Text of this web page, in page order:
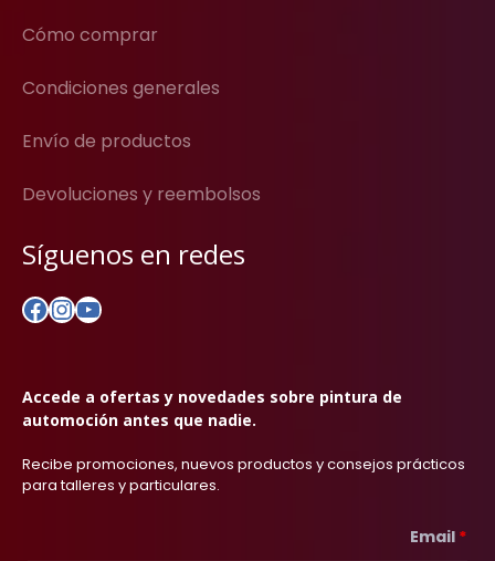
Cómo comprar
Condiciones generales
Envío de productos
Devoluciones y reembolsos
Síguenos en redes
Facebook
Instagram
YouTube
Accede a ofertas y novedades sobre pintura de
automoción antes que nadie.
Recibe promociones, nuevos productos y consejos prácticos
para talleres y particulares.
Email *